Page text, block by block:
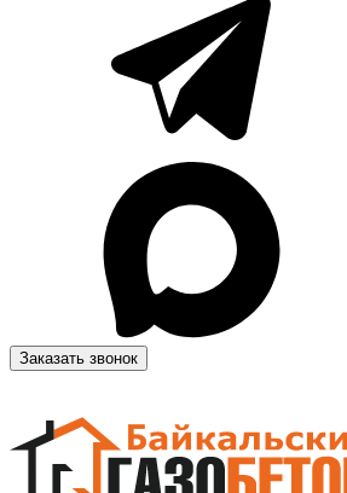
Заказать звонок